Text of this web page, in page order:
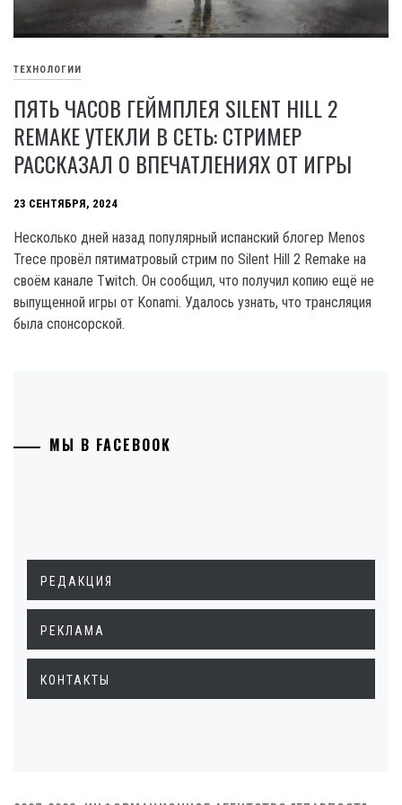
ТЕХНОЛОГИИ
ПЯТЬ ЧАСОВ ГЕЙМПЛЕЯ SILENT HILL 2
REMAKE УТЕКЛИ В СЕТЬ: СТРИМЕР
РАССКАЗАЛ О ВПЕЧАТЛЕНИЯХ ОТ ИГРЫ
23 СЕНТЯБРЯ, 2024
Несколько дней назад популярный испанский блогер Menos
Trece провёл пятиматровый стрим по Silent Hill 2 Remake на
своём канале Twitch. Он сообщил, что получил копию ещё не
выпущенной игры от Konami. Удалось узнать, что трансляция
была спонсорской.
МЫ В FACEBOOK
РЕДАКЦИЯ
РЕКЛАМА
КОНТАКТЫ